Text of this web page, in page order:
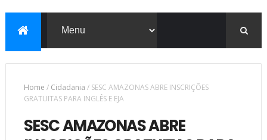
Home / Cidadania / SESC AMAZONAS ABRE INSCRIÇÕES
GRATUITAS PARA INGLÊS E EJA
SESC AMAZONAS ABRE